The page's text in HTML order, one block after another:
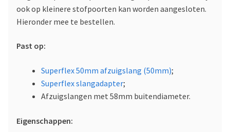
ook op kleinere stofpoorten kan worden aangesloten.
Hieronder mee te bestellen.
Past op:
Superflex 50mm afzuigslang (50mm);
Superflex slangadapter;
Afzuigslangen met 58mm buitendiameter.
Eigenschappen: